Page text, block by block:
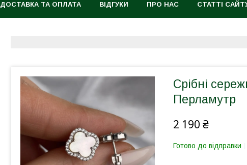
ДОСТАВКА ТА ОПЛАТА ВІДГУКИ ПРО НАС СТАТТІ
Срібні
Перламутр
2 190 ₴
Готово до відправки